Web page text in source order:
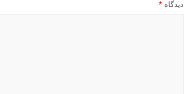
دیدگاه *